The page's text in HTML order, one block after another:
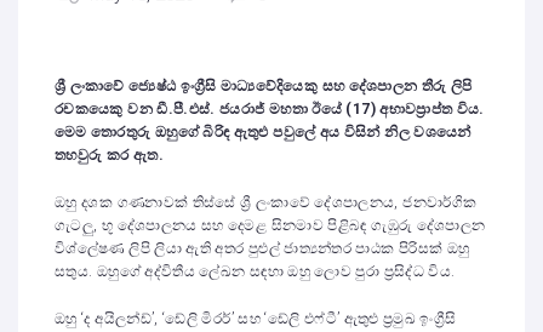
ශ්‍රී ලංකාවේ ජ්‍යෙෂ්ඨ ඉංග්‍රීසි මාධ්‍යවේදියෙකු සහ දේශපාලන තීරු ලිපි
රචකයෙකු වන ඩී.පී.එස්. ජයරාජ් මහතා ඊයේ (17)අභාවප්‍රාප්ත විය.
මෙම තොරතුරු ඔහුගේ බිරිඳ ඇතුළු පවුලේ අය විසින් නිල වශයෙන්
තහවුරු කර ඇත.
ඔහු දශක ගණනාවක් තිස්සේ ශ්‍රී ලංකාවේ දේශපාලනය, ජනවාර්ගික
ගැටලු, භූ දේශපාලනය සහ දෙමළ සිනමාව පිළිබඳ ගැඹුරු දේශපාලන
විශ්ලේෂණ ලිපි ලියා ඇති අතර පුළුල් ජාත්‍යන්තර පාඨක පිරිසක් ඔහු
සතුය. ඔහුගේ අද්විතීය ලේඛන සඳහා ඔහු ලොව පුරා ප්‍රසිද්ධ විය.
ඔහු ‘ද අයිලන්ඩ්’, ‘ඩේලි මිරර්’ සහ ‘ඩේලි එෆ්ටී’ ඇතුළු ප්‍රමුඛ ඉංග්‍රීසි